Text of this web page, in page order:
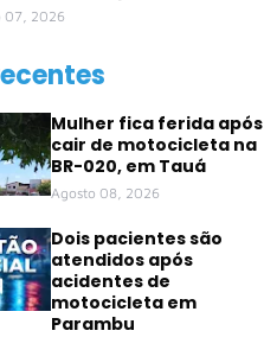
07, 2026
Mulher fica ferida após
cair de motocicleta na
BR-020, em Tauá
Agosto 08, 2026
Dois pacientes são
atendidos após
acidentes de
motocicleta em
Parambu